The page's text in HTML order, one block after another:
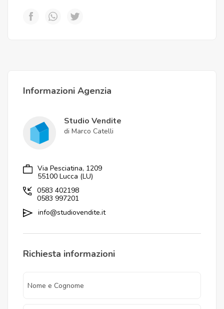
Informazioni Agenzia
Studio Vendite
di Marco Catelli
Via Pesciatina, 1209
55100 Lucca (LU)
0583 402198
0583 997201
info@studiovendite.it
Richiesta informazioni